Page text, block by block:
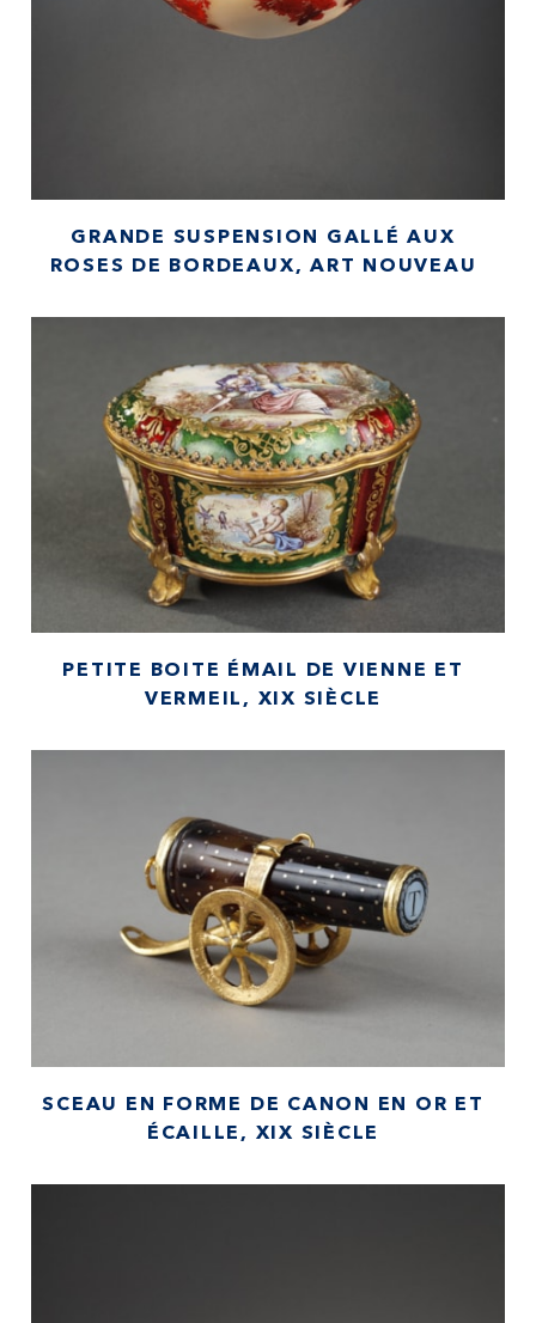
GRANDE SUSPENSION GALLÉ AUX
ROSES DE BORDEAUX, ART NOUVEAU
PETITE BOITE ÉMAIL DE VIENNE ET
VERMEIL, XIX SIÈCLE
SCEAU EN FORME DE CANON EN OR ET
ÉCAILLE, XIX SIÈCLE